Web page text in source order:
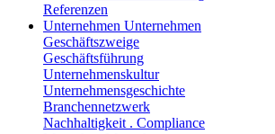
Referenzen
Unternehmen Unternehmen
Geschäftszweige
Geschäftsführung
Unternehmenskultur
Unternehmensgeschichte
Branchennetzwerk
Nachhaltigkeit . Compliance